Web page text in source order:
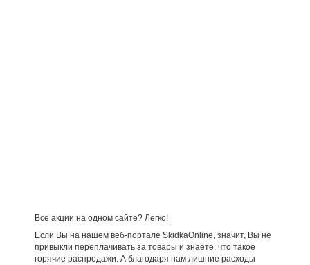
Все акции на одном сайте? Легко!
Если Вы на нашем веб-портале SkidkaOnline, значит, Вы не
привыкли переплачивать за товары и знаете, что такое
горячие распродажи. А благодаря нам лишние расходы